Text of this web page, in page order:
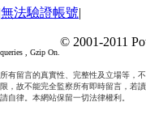
無法驗證帳號|
, Gzip On.
© 2001-2011
有留言的真實性、完整性及立場等
，故不能完全監察所有即時留言，
自律。本網站保留一切法律權利。